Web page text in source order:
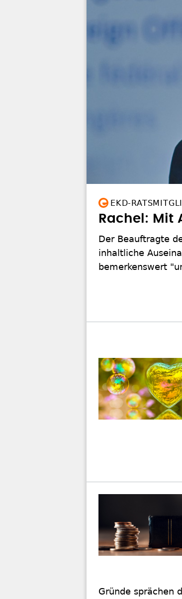
EKD-
Rachel: Mit
Der Beauftragte
inhaltliche
bemerkenswert
Gründe sprächen